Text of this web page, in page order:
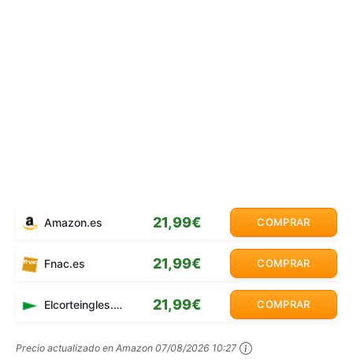
Amazon.es 21,99€ COMPRAR
Fnac.es 21,99€ COMPRAR
Elcorteingles.es 21,99€ COMPRAR
Precio actualizado en Amazon 07/08/2026 10:27